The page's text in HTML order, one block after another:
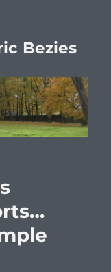
Bezies